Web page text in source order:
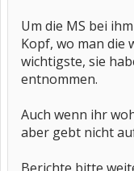
Um die MS bei
Kopf, wo man die
wichtigste, sie
entnommen.
Auch wenn ihr
aber gebt nicht